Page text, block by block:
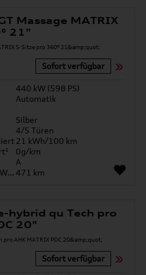
Massage MATRIX
21"
Sofort verfügbar
440 kW (598 PS)
Automatik
Silber
4/5 Türen
21 kWh/100 km
0g/km
A
Elektr. Reichweite nach WLTP*471 km
hybrid qu Tech pro
20"
Sofort verfügbar